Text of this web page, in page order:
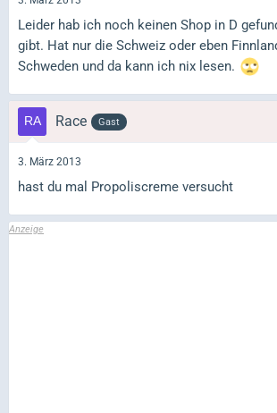
Leider hab ich noch keinen Shop in D
gibt. Hat nur die Schweiz oder eben
Schweden und da kann ich nix lesen.
Race Gast
3. März 2013
hast du mal Propoliscreme versucht